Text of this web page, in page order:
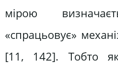
мірою
«спрацьовує»
[11, 142]. Тобто